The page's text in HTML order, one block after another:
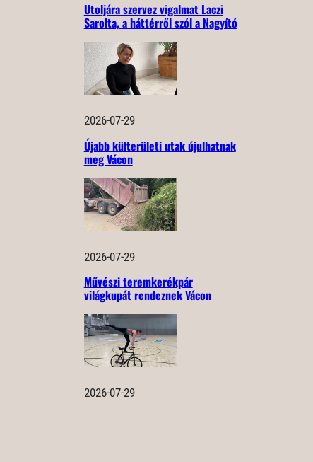
Utoljára szervez vigalmat Laczi
Sarolta, a háttérről szól a Nagyító
2026-07-29
Újabb külterületi utak újulhatnak
meg Vácon
2026-07-29
Művészi teremkerékpár
világkupát rendeznek Vácon
2026-07-29